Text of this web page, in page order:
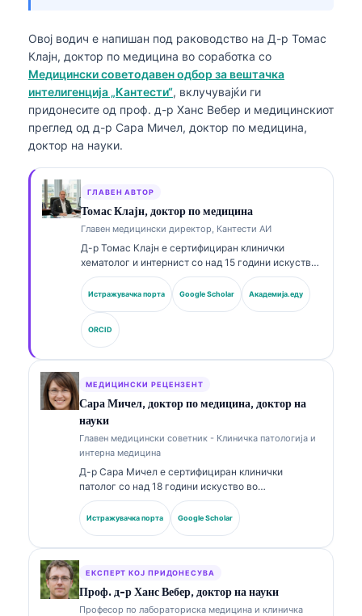
Овој водич е напишан под раководство на Д-р Томас
Клајн, доктор по медицина во соработка со
Медицински советодавен одбор за вештачка
интелигенција „Кантести“, вклучувајќи ги
придонесите од проф. д-р Ханс Вебер и медицинскиот
преглед од д-р Сара Мичел, доктор по медицина,
доктор на науки.
ГЛАВЕН АВТОР
Томас Клајн, доктор по медицина
Главен медицински директор, Кантести АИ
Д-р Томас Клајн е сертифициран клинички
хематолог и интернист со над 15 години искуство
во лабораториска медицина и клиничка анализа
потпомогната со ВИ. Како главен медицински
директор во Kantesti AI, тој обезбедува клинички
надзор над медицинската точност на
сопственичката невронска мрежа. Д-р Клајн има
објавено обемно на теми поврзани со
интерпретација на биомаркери и лабораториска
медицина.
Истражувачка порта Google Scholar Академија.еду
ORCID
МЕДИЦИНСКИ РЕЦЕНЗЕНТ
Сара Мичел, доктор по медицина, доктор на
науки
Главен медицински советник - Клиничка патологија и
интерна медицина
Д-р Сара Мичел е сертифициран клинички
патолог со над 18 години искуство во
лабораториска медицина и дијагностичка
анализа. Има специјализирани сертификати во
клиничка хемија и има објавено обемно за панели
Истражувачка порта Google Scholar
ЕКСПЕРТ КОЈ ПРИДОНЕСУВА
Проф. д-р Ханс Вебер, доктор на науки
Професор по лабораториска медицина и клиничка